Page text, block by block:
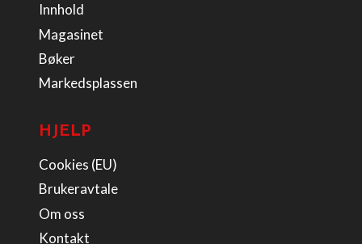
Innhold
Magasinet
Bøker
Markedsplassen
HJELP
Cookies (EU)
Brukeravtale
Om oss
Kontakt